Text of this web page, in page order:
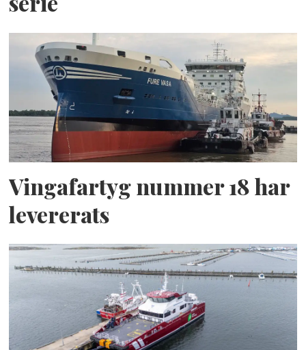
Vingafartyg nummer 18 har
levererats